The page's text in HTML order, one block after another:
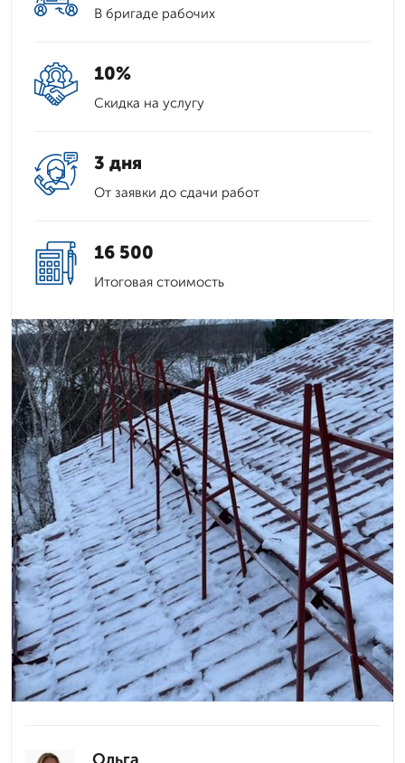
В бригаде рабочих
10%
Скидка на услугу
3 дня
От заявки до сдачи работ
16 500
Итоговая стоимость